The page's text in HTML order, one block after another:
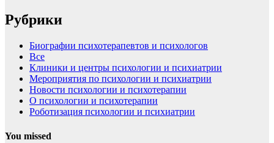
Рубрики
Биографии психотерапевтов и психологов
Все
Клиники и центры психологии и психиатрии
Мероприятия по психологии и психиатрии
Новости психологии и психотерапии
О психологии и психотерапии
Роботизация психологии и психиатрии
You missed